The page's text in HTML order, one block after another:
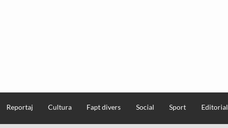
Reportaj Cultura Fapt divers Social Sport Editorial